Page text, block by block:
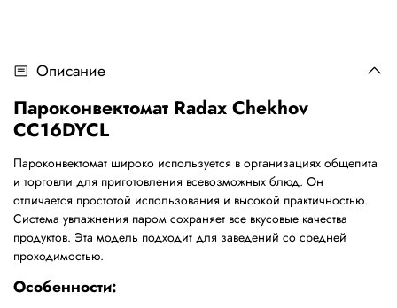
Описание
Пароконвектомат Radax Chekhov
CC16DYCL
Пароконвектомат широко используется в организациях общепита
и торговли для приготовления всевозможных блюд. Он
отличается простотой использования и высокой практичностью.
Система увлажнения паром сохраняет все вкусовые качества
продуктов. Эта модель подходит для заведений со средней
проходимостью.
Особенности: